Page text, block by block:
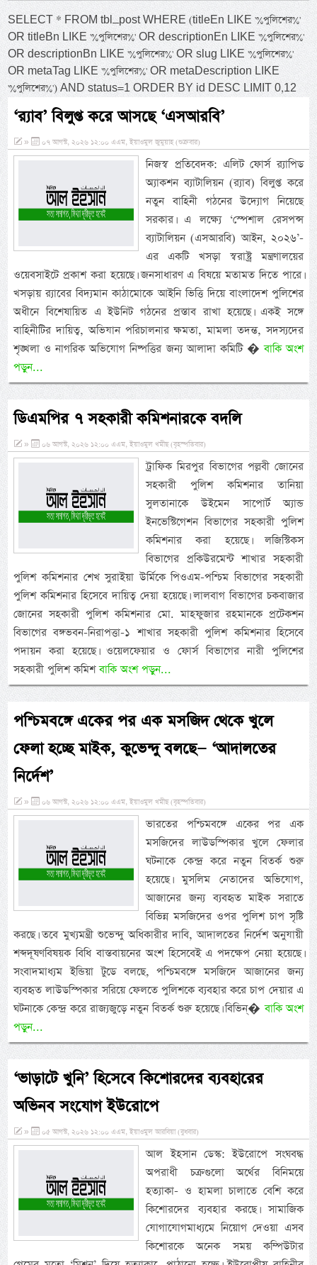
SELECT * FROM tbl_post WHERE (titleEn LIKE '%পুলিশের%'
OR titleBn LIKE '%পুলিশের%' OR descriptionEn LIKE '%পুলিশের%'
OR descriptionBn LIKE '%পুলিশের%' OR slug LIKE '%পুলিশের%'
OR metaTag LIKE '%পুলিশের%' OR metaDescription LIKE
'%পুলিশের%') AND status=1 ORDER BY id DESC LIMIT 0,12
‘র‍্যাব’ বিলুপ্ত করে আসছে ‘এসআরবি’
» ০৭ আগস্ট, ২০২৬ ১২:০০ এএম, ইয়াওমুল জুমুয়াহ (শুক্রবার)
নিজস্ব প্রতিবেদক: এলিট ফোর্স র‌্যাপিড
অ্যাকশন ব্যাটালিয়ন (র‌্যাব) বিলুপ্ত করে
নতুন বাহিনী গঠনের উদ্যোগ নিয়েছে
সরকার। এ লক্ষ্যে ‘স্পেশাল রেসপন্স
ব্যাটালিয়ন (এসআরবি) আইন, ২০২৬’-
এর একটি খসড়া স্বরাষ্ট্র মন্ত্রণালয়ের
ওয়েবসাইটে প্রকাশ করা হয়েছে। জনসাধারণ এ বিষয়ে মতামত দিতে পারে।
খসড়ায় র‌্যাবের বিদ্যমান কাঠামোকে আইনি ভিত্তি দিয়ে বাংলাদেশ পুলিশের
অধীনে বিশেষায়িত এ ইউনিট গঠনের প্রস্তাব রাখা হয়েছে। একই সঙ্গে
বাহিনীটির দায়িত্ব, অভিযান পরিচালনার ক্ষমতা, মামলা তদন্ত, সদস্যদের
শৃঙ্খলা ও নাগরিক অভিযোগ নিষ্পত্তির জন্য আলাদা কমিটি �বাকি অংশ
পড়ুন...
ডিএমপির ৭ সহকারী কমিশনারকে বদলি
» ০৬ আগস্ট, ২০২৬ ১২:০০ এএম, ইয়াওমুল খমীছ (বৃহস্পতিবার)
ট্রাফিক মিরপুর বিভাগের পল্লবী জোনের
সহকারী পুলিশ কমিশনার তানিয়া
সুলতানাকে উইমেন সাপোর্ট অ্যান্ড
ইনভেস্টিগেশন বিভাগের সহকারী পুলিশ
কমিশনার করা হয়েছে। লজিস্টিকস
বিভাগের প্রকিউরমেন্ট শাখার সহকারী
পুলিশ কমিশনার শেখ সুরাইয়া উর্মিকে পিওএম-পশ্চিম বিভাগের সহকারী
পুলিশ কমিশনার হিসেবে দায়িত্ব দেয়া হয়েছে। লালবাগ বিভাগের চকবাজার
জোনের সহকারী পুলিশ কমিশনার মো. মাহফুজার রহমানকে প্রটেকশন
বিভাগের বঙ্গভবন-নিরাপত্তা-১ শাখার সহকারী পুলিশ কমিশনার হিসেবে
পদায়ন করা হয়েছে। ওয়েলফেয়ার ও ফোর্স বিভাগের নারী পুলিশের
সহকারী পুলিশ কমিশবাকি অংশ পড়ুন...
পশ্চিমবঙ্গে একের পর এক মসজিদ থেকে খুলে
ফেলা হচ্ছে মাইক, কুভেন্দু বলছে— ‘আদালতের
নির্দেশ’
» ০৬ আগস্ট, ২০২৬ ১২:০০ এএম, ইয়াওমুল খমীছ (বৃহস্পতিবার)
ভারতের পশ্চিমবঙ্গে একের পর এক
মসজিদের লাউডস্পিকার খুলে ফেলার
ঘটনাকে কেন্দ্র করে নতুন বিতর্ক শুরু
হয়েছে। মুসলিম নেতাদের অভিযোগ,
আজানের জন্য ব্যবহৃত মাইক সরাতে
বিভিন্ন মসজিদের ওপর পুলিশ চাপ সৃষ্টি
করছে। তবে মুখ্যমন্ত্রী শুভেন্দু অধিকারীর দাবি, আদালতের নির্দেশ অনুযায়ী
শব্দদূষণবিষয়ক বিধি বাস্তবায়নের অংশ হিসেবেই এ পদক্ষেপ নেয়া হয়েছে।
সংবাদমাধ্যম ইন্ডিয়া টুডে বলছে, পশ্চিমবঙ্গে মসজিদে আজানের জন্য
ব্যবহৃত লাউডস্পিকার সরিয়ে ফেলতে পুলিশকে ব্যবহার করে চাপ দেয়ার এ
ঘটনাকে কেন্দ্র করে রাজ্যজুড়ে নতুন বিতর্ক শুরু হয়েছে। বিভিন্�বাকি অংশ
পড়ুন...
‘ভাড়াটে খুনি’ হিসেবে কিশোরদের ব্যবহারের
অভিনব সংযোগ ইউরোপে
» ০৫ আগস্ট, ২০২৬ ১২:০০ এএম, ইয়াওমুল আরবিয়া (বুধবার)
আল ইহসান ডেস্ক: ইউরোপে সংঘবদ্ধ
অপরাধী চক্রগুলো অর্থের বিনিময়ে
হত্যাকা- ও হামলা চালাতে বেশি করে
কিশোরদের ব্যবহার করছে। সামাজিক
যোগাযোগমাধ্যমে নিয়োগ দেওয়া এসব
কিশোরকে অনেক সময় কম্পিউটার